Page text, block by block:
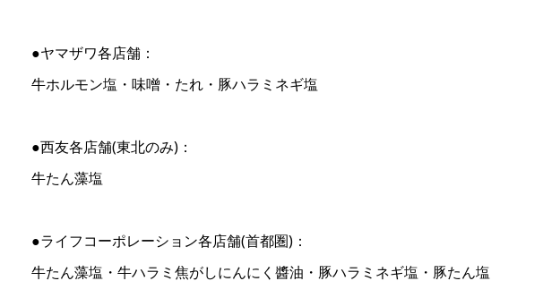
●ヤマザワ各店舗：
牛ホルモン塩・味噌・たれ・豚ハラミネギ塩
●西友各店舗(東北のみ)：
牛たん藻塩
●ライフコーポレーション各店舗(首都圏)：
牛たん藻塩・牛ハラミ焦がしにんにく醬油・豚ハラミネギ塩・豚たん塩